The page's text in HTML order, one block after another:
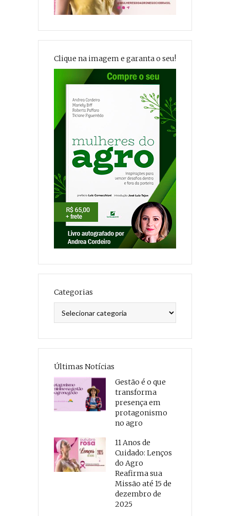
Clique na imagem e garanta o seu!
Categorias
Últimas Notícias
Gestão é o que
transforma
presença em
protagonismo
no agro
11 Anos de
Cuidado: Lenços
do Agro
Reafirma sua
Missão até 15 de
dezembro de
2025